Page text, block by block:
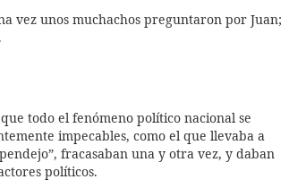
vez unos muchachos preguntaron por Juan;
todo el fenómeno político nacional se
impecables, como el que llevaba a
fracasaban una y otra vez, y daban
políticos.